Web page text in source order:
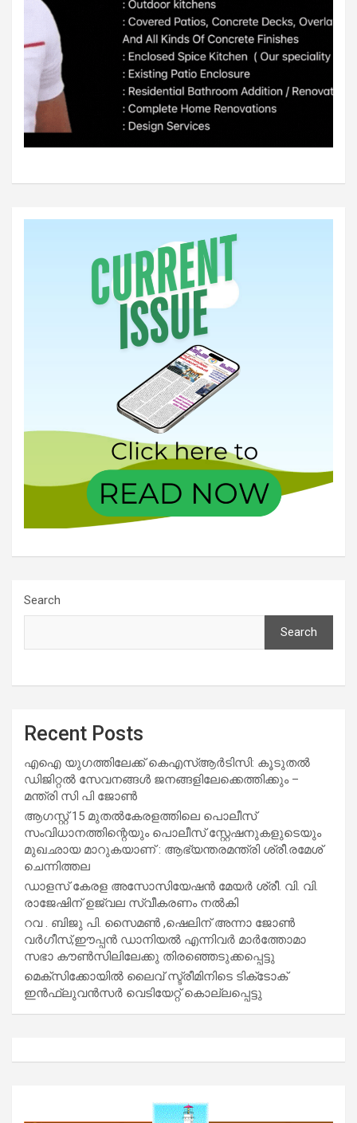
Search
Search
Recent Posts
എഐ യുഗത്തിലേക്ക് കെഎസ്ആർടിസി: കൂടുതൽ
ഡിജിറ്റൽ സേവനങ്ങൾ ജനങ്ങളിലേക്കെത്തിക്കും –
മന്ത്രി സി പി ജോൺ
ആഗസ്റ്റ് 15 മുതല്‍കേരളത്തിലെ പൊലീസ്
സംവിധാനത്തിന്റെയും പൊലീസ് സ്റ്റേഷനുകളുടെയും
മുഖഛായ മാറുകയാണ് : ആഭ്യന്തരമന്ത്രി ശ്രീ.രമേശ്
ചെന്നിത്തല
ഡാളസ് കേരള അസോസിയേഷൻ മേയർ ശ്രീ. വി. വി.
രാജേഷിന് ഉജ്വല സ്വീകരണം നൽകി
റവ . ബിജു പി. സൈമൺ ,ഷെലിന് അന്നാ ജോൺ
വർഗീസ്,ഈപ്പൻ ഡാനിയൽ എന്നിവർ മാർത്തോമാ
സഭാ കൗൺസിലിലേക്കു തിരഞ്ഞെടുക്കപ്പെട്ടു
മെക്സിക്കോയിൽ ലൈവ് സ്ട്രീമിനിടെ ടിക്‌ടോക്
ഇൻഫ്ലുവൻസർ വെടിയേറ്റ് കൊല്ലപ്പെട്ടു